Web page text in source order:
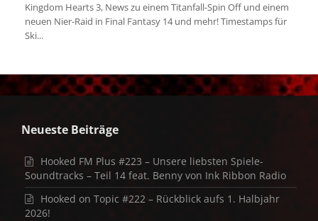
Kingdom Hearts 3, News zu einem Titanfall-Spin Off und einem
neuen Nier-Raid in Final Fantasy 14 und mehr! Timestamps für
Ski...
Neueste Beiträge
Hooked FM Plus #223 – Unsere liebsten Spiele-
Soundtracks – Teil 14 feat. Benny von Ink Ribbon Radio
Hooked on Topic #222 – Rückblick aufs 1. Halbjahr
2026!